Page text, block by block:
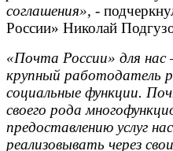
соглашения», -
России» Николай
«Почта России» для нас
крупный работодатель
социальные функции.
своего рода
предоставлению услуг
реализовывать через